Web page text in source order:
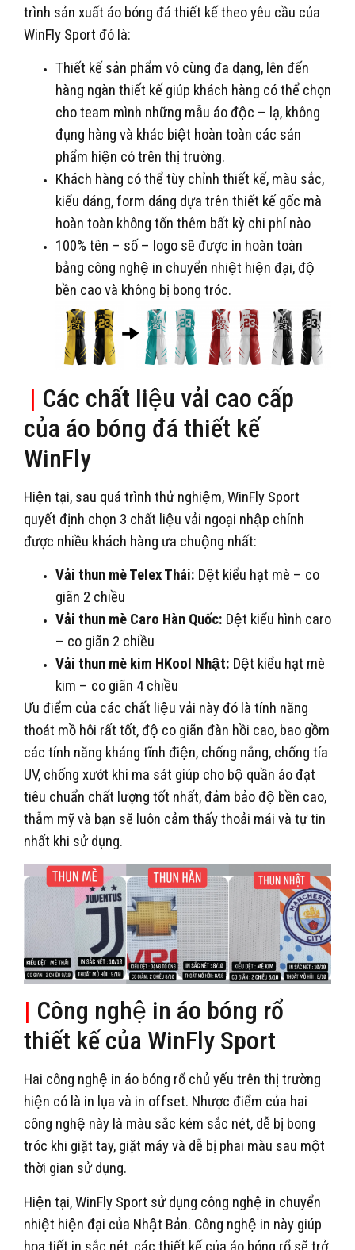
trình sản xuất áo bóng đá thiết kế theo yêu cầu của
WinFly Sport đó là:
Thiết kế sản phẩm vô cùng đa dạng, lên đến
hàng ngàn thiết kế giúp khách hàng có thể chọn
cho team mình những mẫu áo độc – lạ, không
đụng hàng và khác biệt hoàn toàn các sản
phẩm hiện có trên thị trường.
Khách hàng có thể tùy chỉnh thiết kế, màu sắc,
kiểu dáng, form dáng dựa trên thiết kế gốc mà
hoàn toàn không tốn thêm bất kỳ chi phí nào
100% tên – số – logo sẽ được in hoàn toàn
bằng công nghệ in chuyển nhiệt hiện đại, độ
bền cao và không bị bong tróc.
| Các chất liệu vải cao cấp
của áo bóng đá thiết kế
WinFly
Hiện tại, sau quá trình thử nghiệm, WinFly Sport
quyết định chọn 3 chất liệu vải ngoại nhập chính
được nhiều khách hàng ưa chuộng nhất:
Vải thun mè Telex Thái: Dệt kiểu hạt mè – co
giãn 2 chiều
Vải thun mè Caro Hàn Quốc: Dệt kiểu hình caro
– co giãn 2 chiều
Vải thun mè kim HKool Nhật: Dệt kiểu hạt mè
kim – co giãn 4 chiều
Ưu điểm của các chất liệu vải này đó là tính năng
thoát mồ hôi rất tốt, độ co giãn đàn hồi cao, bao gồm
các tính năng kháng tĩnh điện, chống nắng, chống tía
UV, chống xướt khi ma sát giúp cho bộ quần áo đạt
tiêu chuẩn chất lượng tốt nhất, đảm bảo độ bền cao,
thẫm mỹ và bạn sẽ luôn cảm thấy thoải mái và tự tin
nhất khi sử dụng.
| Công nghệ in áo bóng rổ
thiết kế của WinFly Sport
Hai công nghệ in áo bóng rổ chủ yếu trên thị trường
hiện có là in lụa và in offset. Nhược điểm của hai
công nghệ này là màu sắc kém sắc nét, dễ bị bong
tróc khi giặt tay, giặt máy và dễ bị phai màu sau một
thời gian sử dụng.
Hiện tại, WinFly Sport sử dụng công nghệ in chuyển
nhiệt hiện đại của Nhật Bản. Công nghệ in này giúp
họa tiết in sắc nét, các thiết kế của áo bóng rổ sẽ trở